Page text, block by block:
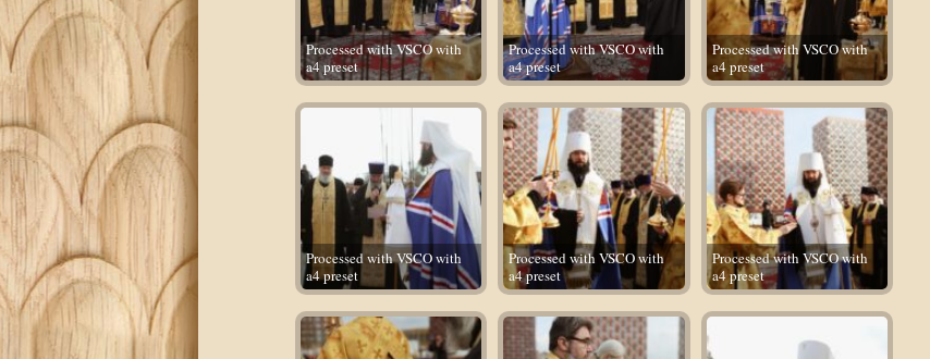
Processed with VSCO with
a4 preset
Processed with VSCO with
a4 preset
Processed with VSCO with
a4 preset
Processed with VSCO with
a4 preset
Processed with VSCO with
a4 preset
Processed with VSCO with
a4 preset